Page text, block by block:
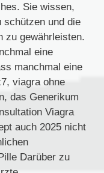
Sie wissen,
schützen und die
zu gewährleisten.
eine
manchmal eine
viagra ohne
das Generikum
Viagra
auch 2025 nicht
Darüber zu